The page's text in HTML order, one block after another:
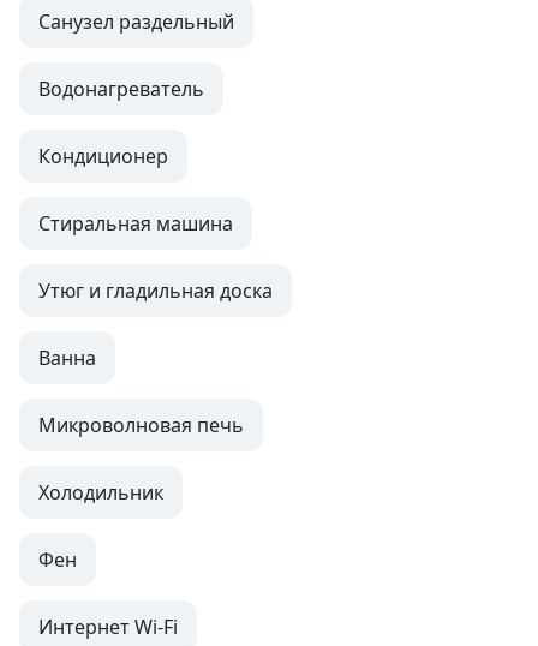
Санузел раздельный
Водонагреватель
Кондиционер
Стиральная машина
Утюг и гладильная доска
Ванна
Микроволновая печь
Холодильник
Фен
Интернет Wi-Fi